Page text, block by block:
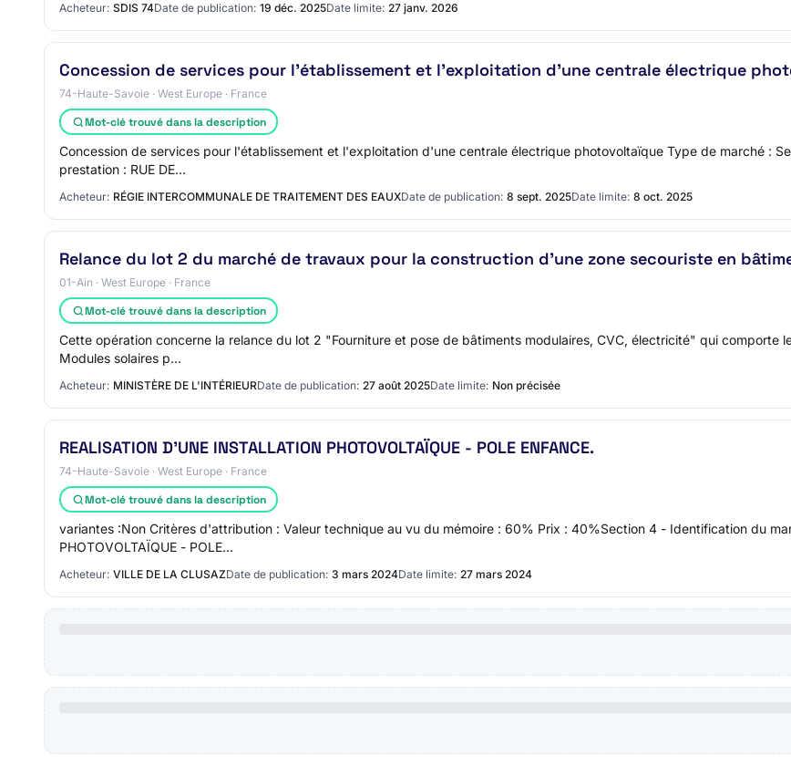
Acheteur: SDIS 74Date de publication: 19 déc. 2025Date limite: 27 janv. 2026
Concession de services pour l'établissement et l'exploitation d'une centrale électrique
74-Haute-Savoie · West Europe · France
Mot-clé trouvé dans la description
Concession de services pour l'établissement et l'exploitation d'une centrale électrique photovoltaïque Type de marché :
prestation : RUE DE…
Acheteur: RÉGIE INTERCOMMUNALE DE TRAITEMENT DES EAUXDate de publication: 8 sept. 2025Date limite: 8 oct. 2025
Relance du lot 2 du marché de travaux pour la construction d'une zone secouriste en
01-Ain · West Europe · France
Mot-clé trouvé dans la description
Cette opération concerne la relance du lot 2 "Fourniture et pose de bâtiments modulaires, CVC, électricité" qui comporte
Modules solaires p…
Acheteur: MINISTÈRE DE L'INTÉRIEURDate de publication: 27 août 2025Date limite: Non précisée
REALISATION D'UNE INSTALLATION PHOTOVOLTAÏQUE - POLE ENFANCE.
74-Haute-Savoie · West Europe · France
Mot-clé trouvé dans la description
variantes :Non Critères d'attribution : Valeur technique au vu du mémoire : 60% Prix : 40%Section 4 - Identification du
PHOTOVOLTAÏQUE - POLE…
Acheteur: VILLE DE LA CLUSAZDate de publication: 3 mars 2024Date limite: 27 mars 2024